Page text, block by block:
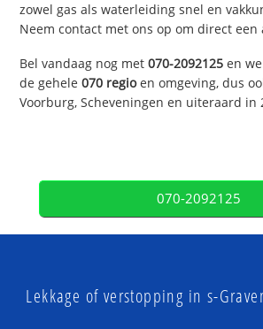
zowel gas als waterleiding snel en
Neem contact met ons op om direct een
Bel vandaag nog met070-2092125 en
de gehele070 regioen omgeving, dus
Voorburg, Scheveningen en uiteraard in
070-2092125
Lekkage of verstopping in s-